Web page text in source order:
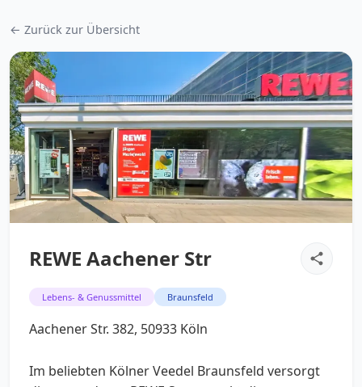
← Zurück zur Übersicht
REWE Aachener Str
Lebens- & Genussmittel Braunsfeld
Aachener Str. 382, 50933 Köln
Im beliebten Kölner Veedel Braunsfeld versorgt